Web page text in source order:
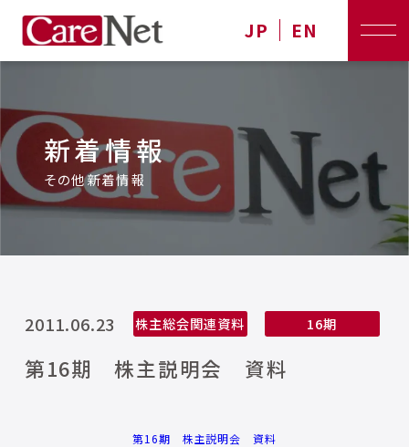
JP EN
新着情報
その他新着情報
2011.06.23 株主総会関連資料 16期
第16期 株主説明会 資料
第16期 株主説明会 資料